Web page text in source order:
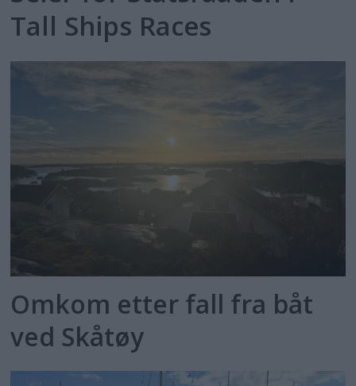
Tall Ships Races
Omkom etter fall fra båt
ved Skåtøy